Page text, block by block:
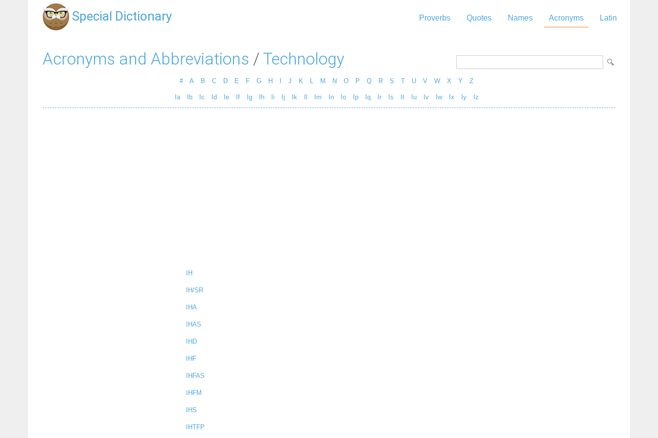
Special Dictionary Proverbs Quotes Names Acronyms Latin
Acronyms and Abbreviations / Technology
# A B C D E F G H J K M N O P Q R S T U V W X Y Z
Ia Ib Ic Id Ie If Ig Ih Ii Ij Ik Im In Io Ip Iq Ir Is It Iu Iv Iw Ix Iy Iz
IH
IH/SR
IHA
IHAS
IHD
IHF
IHFAS
IHFM
IHS
IHTFP